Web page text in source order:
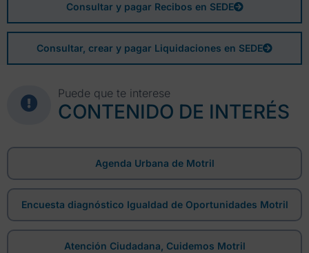
Consultar y pagar Recibos en SEDE
Consultar, crear y pagar Liquidaciones en SEDE
Puede que te interese
CONTENIDO DE INTERÉS
Agenda Urbana de Motril
Encuesta diagnóstico Igualdad de Oportunidades Motril
Atención Ciudadana, Cuidemos Motril